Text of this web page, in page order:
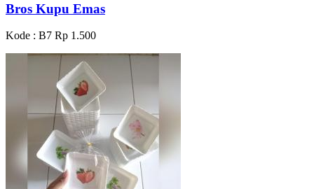
Bros Kupu Emas
Kode : B7 Rp 1.500